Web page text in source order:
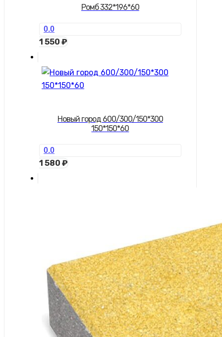
Ромб 332*196*60
0.0
1 550 ₽
Новый город 600/300/150*300
150*150*60
0.0
1 580 ₽